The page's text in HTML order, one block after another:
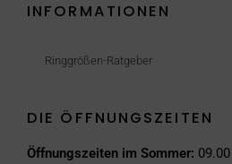
INFORMATIONEN
Ringgrößen-Ratgeber
DIE ÖFFNUNGSZEITEN
Öffnungszeiten im Sommer: